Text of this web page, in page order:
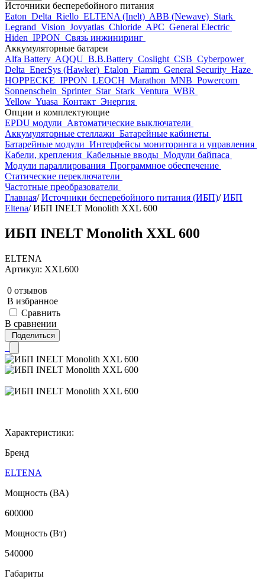
Источники бесперебойного питания
Eaton Delta Riello ELTENA (Inelt) ABB (Newave) Stark
Legrand Vision Jovyatlas Chloride APC General Electric
Hiden IPPON Связь инжиниринг
Аккумуляторные батареи
Alfa Battery AQQU B.B.Battery Coslight CSB Cyberpower
Delta EnerSys (Hawker) Etalon Fiamm General Security Haze
HOPPECKE IPPON LEOCH Marathon MNB Powercom
Sonnenschein Sprinter Star Stark Ventura WBR
Yellow Yuasa Контакт Энергия
Опции и комплектующие
EPDU модули Автоматические выключатели
Аккумуляторные стеллажи Батарейные кабинеты
Батарейные модули Интерфейсы мониторинга и управления
Кабели, крепления Кабельные вводы Модули байпаса
Модули параллирования Программное обеспечение
Статические переключатели
Частотные преобразователи
Главная/ Источники бесперебойного питания (ИБП)/ ИБП
Eltena/ ИБП INELT Monolith XXL 600
ИБП INELT Monolith XXL 600
ELTENA
Артикул: XXL600
0 отзывов
В избранное
Сравнить
В сравнении
Поделиться
Характеристики:
Бренд
ELTENA
Мощность (ВА)
600000
Мощность (Вт)
540000
Габариты